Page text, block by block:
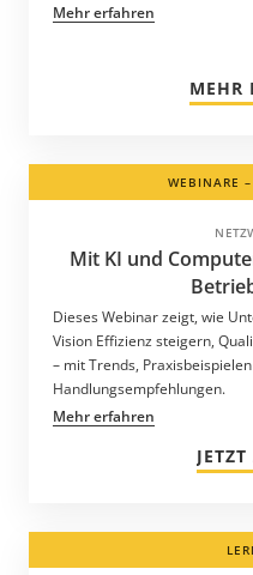
Mehr erfahren
MEHR
WEBINARE
Mit KI und
Dieses Webinar zeigt, wie
Vision Effizienz steigern,
– mit Trends,
Handlungsempfehlungen.
Mehr erfahren